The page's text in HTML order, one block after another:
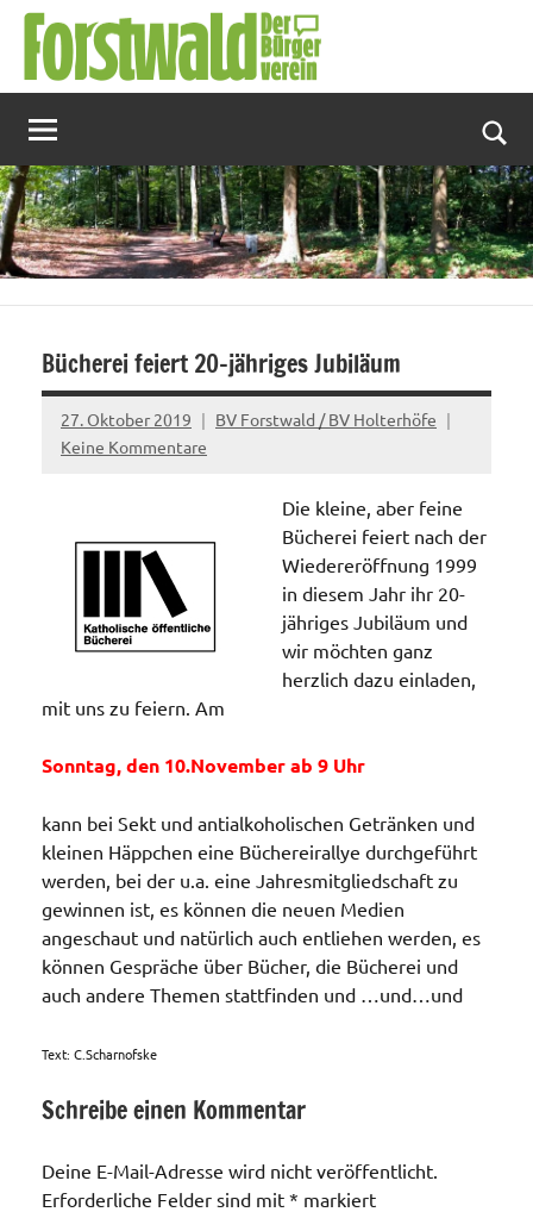
Zum
Inhalt
springen
Bücherei feiert 20-jähriges Jubiläum
27. Oktober 2019
BV Forstwald / BV Holterhöfe
Keine Kommentare
Die kleine, aber feine
Bücherei feiert nach der
Wiedereröffnung 1999
in diesem Jahr ihr 20-
jähriges Jubiläum und
wir möchten ganz
herzlich dazu einladen,
mit uns zu feiern. Am
Sonntag, den 10.November ab 9 Uhr
kann bei Sekt und antialkoholischen Getränken und
kleinen Häppchen eine Büchereirallye durchgeführt
werden, bei der u.a. eine Jahresmitgliedschaft zu
gewinnen ist, es können die neuen Medien
angeschaut und natürlich auch entliehen werden, es
können Gespräche über Bücher, die Bücherei und
auch andere Themen stattfinden und …und…und
Text: C.Scharnofske
Schreibe einen Kommentar
Deine E-Mail-Adresse wird nicht veröffentlicht.
Erforderliche Felder sind mit * markiert